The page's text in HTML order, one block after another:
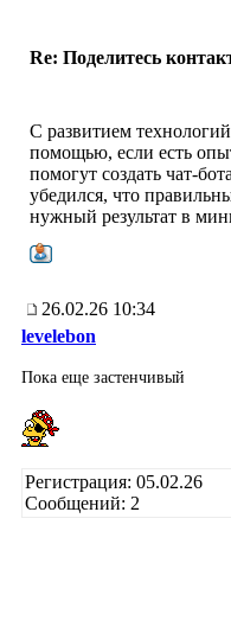
Re: Поделитесь
С развитием
помощью, если есть
помогут создать чат-
убедился, что
нужный результат в
26.02.26 10:34
levelebon
Пока еще застенчивый
Регистрация: 05.02.26
Сообщений: 2